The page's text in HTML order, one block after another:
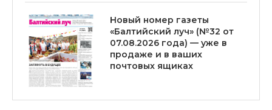
Новый номер газеты
«Балтийский луч» (№32 от
07.08.2026 года) — уже в
продаже и в ваших
почтовых ящиках